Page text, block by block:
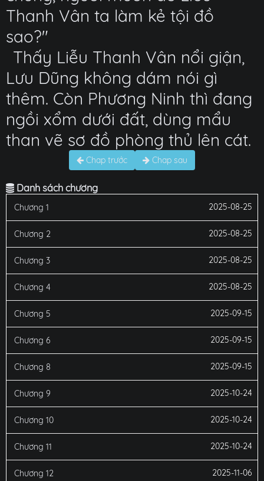
Thanh Vân ta làm kẻ tội đồ
sao?"
Thấy Liễu Thanh Vân nổi giận,
Lưu Dũng không dám nói gì
thêm. Còn Phương Ninh thì đang
ngồi xổm dưới đất, dùng mẩu
than vẽ sơ đồ phòng thủ lên cát.
Chap trước Chap sau
Danh sách chương
Chương 1 2025-08-25
Chương 2 2025-08-25
Chương 3 2025-08-25
Chương 4 2025-08-25
Chương 5 2025-09-15
Chương 6 2025-09-15
Chương 8 2025-09-15
Chương 9 2025-10-24
Chương 10 2025-10-24
Chương 11 2025-10-24
Chương 12 2025-11-06